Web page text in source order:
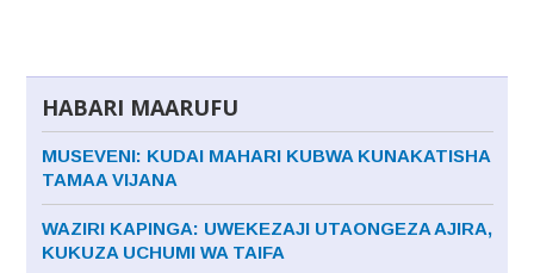
HABARI MAARUFU
MUSEVENI: KUDAI MAHARI KUBWA KUNAKATISHA
TAMAA VIJANA
WAZIRI KAPINGA: UWEKEZAJI UTAONGEZA AJIRA,
KUKUZA UCHUMI WA TAIFA